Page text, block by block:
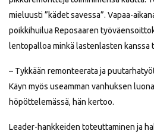
mieluusti ”kädet savessa”. Vapaa-
poikkihuilua Reposaaren
lentopalloa minkä lastenlasten kanssa
– Tykkään remonteerata ja
Käyn myös useamman vanhuksen
höpöttelemässä, hän kertoo.
Leader-hankkeiden toteuttaminen ja